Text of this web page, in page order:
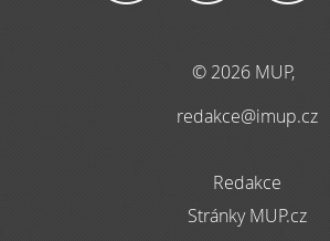
© 2026 MUP,
redakce@imup.cz
Redakce
Stránky MUP.cz